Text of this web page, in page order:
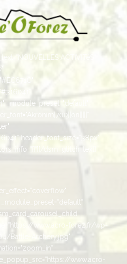
ACTIVITéS"
_module_preset="default"
header_font_size="38px"
dsm_glitch_text]
_module_preset="default"
www.acro-forez.fr/wp-
Battle-Archery.jpg"
www.acro-